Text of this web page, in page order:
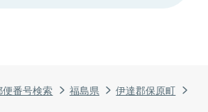
便番号検索 福島県
伊達郡保原町